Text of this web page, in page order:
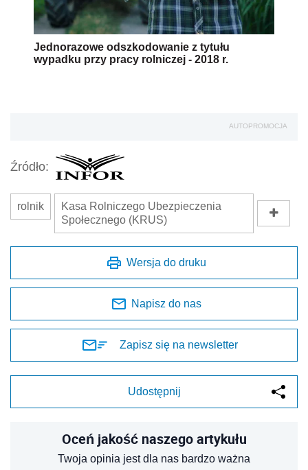
Jednorazowe odszkodowanie z tytułu
wypadku przy pracy rolniczej - 2018 r.
AUTOPROMOCJA
Źródło:
rolnik
Kasa Rolniczego Ubezpieczenia
Społecznego (KRUS)
Wersja do druku
Napisz do nas
Zapisz się na newsletter
Udostępnij
Oceń jakość naszego artykułu
Twoja opinia jest dla nas bardzo ważna